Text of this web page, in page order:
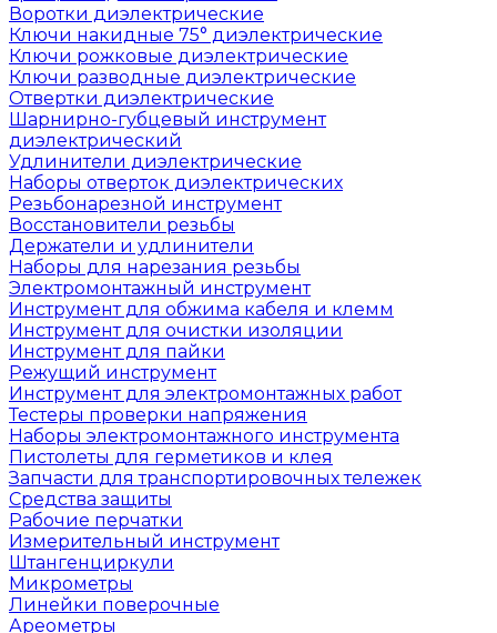
Воротки диэлектрические
Ключи накидные 75° диэлектрические
Ключи рожковые диэлектрические
Ключи разводные диэлектрические
Отвертки диэлектрические
Шарнирно-губцевый инструмент
диэлектрический
Удлинители диэлектрические
Наборы отверток диэлектрических
Резьбонарезной инструмент
Восстановители резьбы
Держатели и удлинители
Наборы для нарезания резьбы
Электромонтажный инструмент
Инструмент для обжима кабеля и клемм
Инструмент для очистки изоляции
Инструмент для пайки
Режущий инструмент
Инструмент для электромонтажных работ
Тестеры проверки напряжения
Наборы электромонтажного инструмента
Пистолеты для герметиков и клея
Запчасти для транспортировочных тележек
Средства защиты
Рабочие перчатки
Измерительный инструмент
Штангенциркули
Микрометры
Линейки поверочные
Ареометры